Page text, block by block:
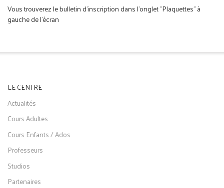
Vous trouverez le bulletin d'inscription dans l'onglet "Plaquettes" à
gauche de l'écran
LE CENTRE
Actualités
Cours Adultes
Cours Enfants / Ados
Professeurs
Studios
Partenaires